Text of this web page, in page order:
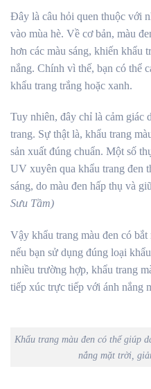
Đây là câu hỏi quen thuộc với
vào mùa hè. Về cơ bản, màu
hơn các màu sáng, khiến khẩu
nắng. Chính vì thế, bạn có thể
khẩu trang trắng hoặc xanh.
Tuy nhiên, đây chỉ là cảm giác
trang. Sự thật là, khẩu trang
sản xuất đúng chuẩn. Một số
UV xuyên qua khẩu trang đen
sáng, do màu đen hấp thụ và
Sưu Tầm)
Vậy khẩu trang màu đen có
nếu bạn sử dụng đúng loại
nhiều trường hợp, khẩu trang
tiếp xúc trực tiếp với ánh nắng
Khẩu trang màu đen có thể giúp
nắng mặt trời,